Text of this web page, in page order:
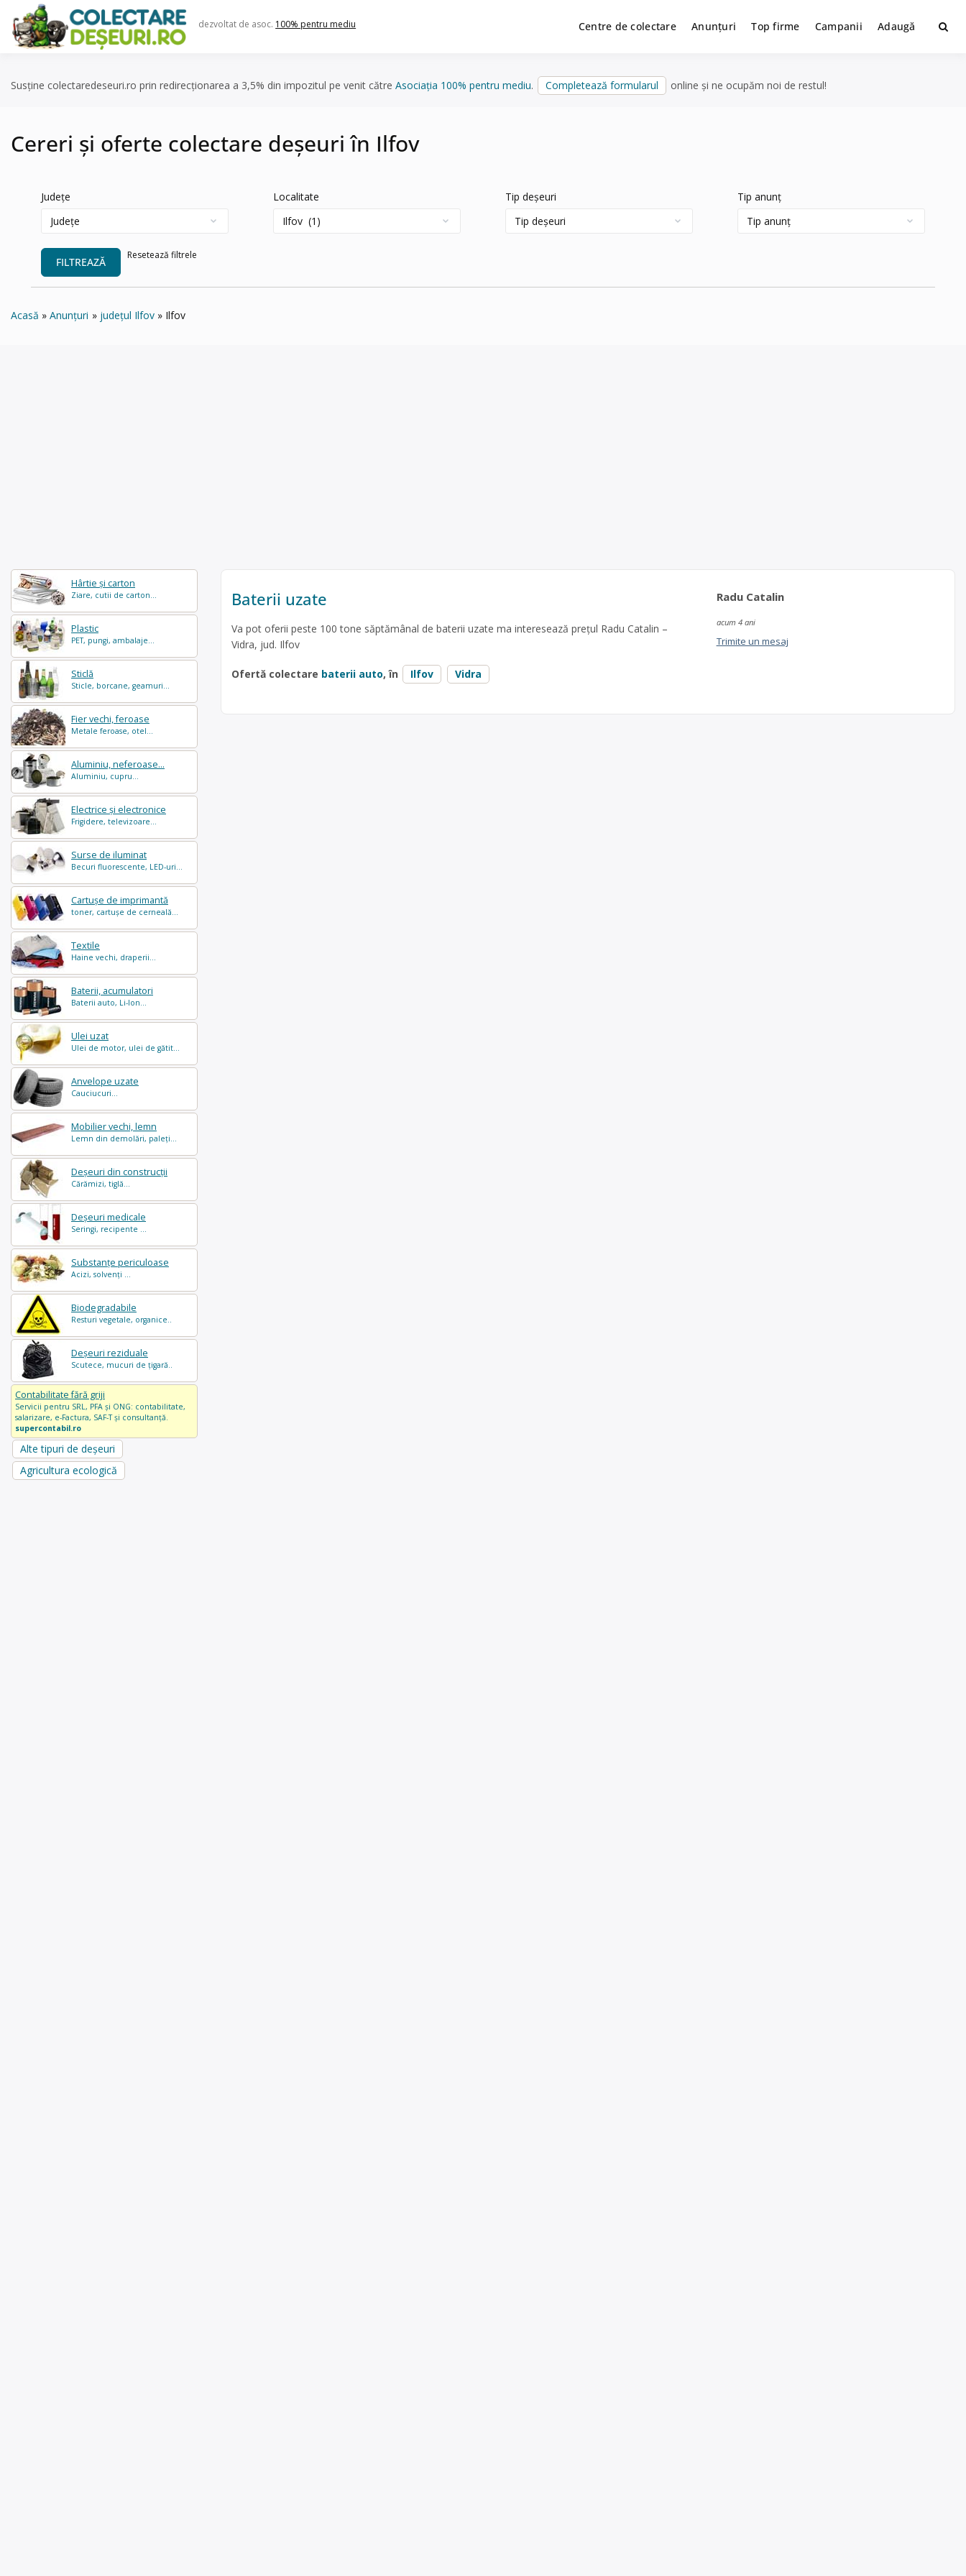
content
dezvoltat de asoc. 100% pentru mediu Centre de colectare Anunțuri Top firme Campanii Adaugă
Susține colectaredeseuri.ro prin redirecționarea a 3,5% din impozitul pe venit către Asociația 100% pentru mediu. Completează formularul online și ne ocupăm noi de restul!
Cereri și oferte colectare deșeuri în Ilfov
Județe Localitate Tip deșeuri Tip anunț
FILTREAZĂ
Resetează filtrele
Acasă Anunțuri județul Ilfov Ilfov
Hârtie și carton
Ziare, cutii de carton...
Plastic
PET, pungi, ambalaje...
Sticlă
Sticle, borcane, geamuri...
Fier vechi, feroase
Metale feroase, otel...
Aluminiu, neferoase...
Aluminiu, cupru...
Electrice și electronice
Frigidere, televizoare...
Surse de iluminat
Becuri fluorescente, LED-uri...
Cartușe de imprimantă
toner, cartușe de cerneală...
Textile
Haine vechi, draperii...
Baterii, acumulatori
Baterii auto, Li-Ion...
Ulei uzat
Ulei de motor, ulei de gătit...
Anvelope uzate
Cauciucuri...
Mobilier vechi, lemn
Lemn din demolări, paleți...
Deșeuri din construcții
Cărămizi, tiglă...
Deșeuri medicale
Seringi, recipente ...
Substanțe periculoase
Acizi, solvenți ...
Biodegradabile
Resturi vegetale, organice..
Deșeuri reziduale
Scutece, mucuri de țigară..
Contabilitate fără griji
Servicii pentru SRL, PFA și ONG: contabilitate,
salarizare, e-Factura, SAF-T și consultanță.
supercontabil.ro
Alte tipuri de deșeuri
Agricultura ecologică
Baterii uzate
Va pot oferii peste 100 tone săptămânal de baterii uzate ma interesează prețul Radu Catalin –
Vidra, jud. Ilfov
Ofertă colectare baterii auto, în Ilfov Vidra
Radu Catalin
acum 4 ani
Trimite un mesaj